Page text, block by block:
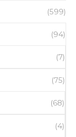
(599)
(94)
(7)
(75)
(68)
(4)